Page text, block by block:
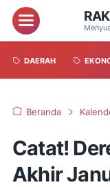
DAERAH
Beranda
Catat!
Akhir